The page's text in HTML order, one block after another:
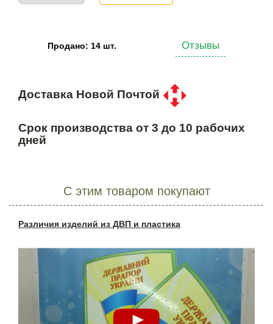
Продано: 14 шт. Отзывы
Доставка Новой Почтой
Срок производства от 3 до 10 рабочих
дней
С этим товаром покупают
Различия изделий из ДВП и пластика